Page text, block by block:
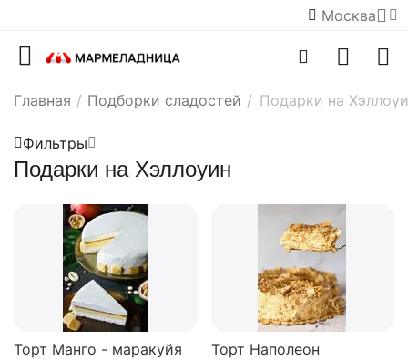
Москва
Главная / Подборки сладостей / Подарки на
Фильтры
Подарки на Хэллоуин
Торт Манго - маракуйя
Торт Наполеон